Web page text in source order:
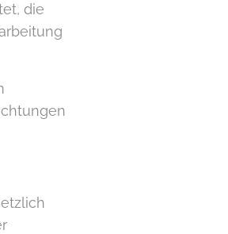
die